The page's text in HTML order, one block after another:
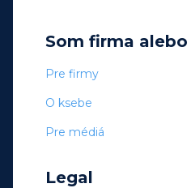
Som firma
Pre firmy
O ksebe
Pre médiá
Legal